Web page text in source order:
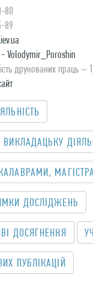
80
89
- Volodymir_Poroshin
друкованих праць –
ВИКЛАДАЦЬКУ
ДОСЛІДЖЕНЬ
ДОСЯГНЕННЯ
ПУБЛIКАЦIЙ